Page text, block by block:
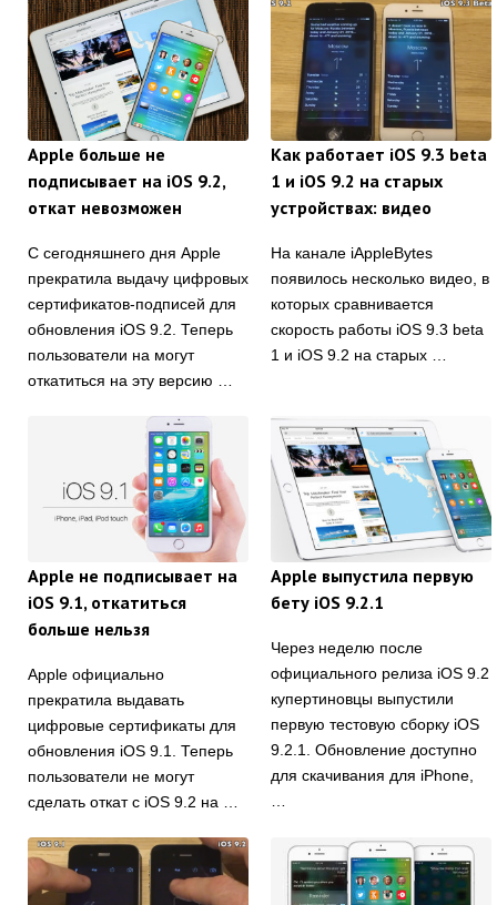
Apple больше не
подписывает на iOS 9.2,
откат невозможен
С сегодняшнего дня Apple
прекратила выдачу цифровых
сертификатов-подписей для
обновления iOS 9.2. Теперь
пользователи на могут
откатиться на эту версию …
Как работает iOS 9.3 beta
1 и iOS 9.2 на старых
устройствах: видео
На канале iAppleBytes
появилось несколько видео, в
которых сравнивается
скорость работы iOS 9.3 beta
1 и iOS 9.2 на старых …
Apple не подписывает на
iOS 9.1, откатиться
больше нельзя
Apple официально
прекратила выдавать
цифровые сертификаты для
обновления iOS 9.1. Теперь
пользователи не могут
сделать откат с iOS 9.2 на …
Apple выпустила первую
бету iOS 9.2.1
Через неделю после
официального релиза iOS 9.2
купертиновцы выпустили
первую тестовую сборку iOS
9.2.1. Обновление доступно
для скачивания для iPhone,
…